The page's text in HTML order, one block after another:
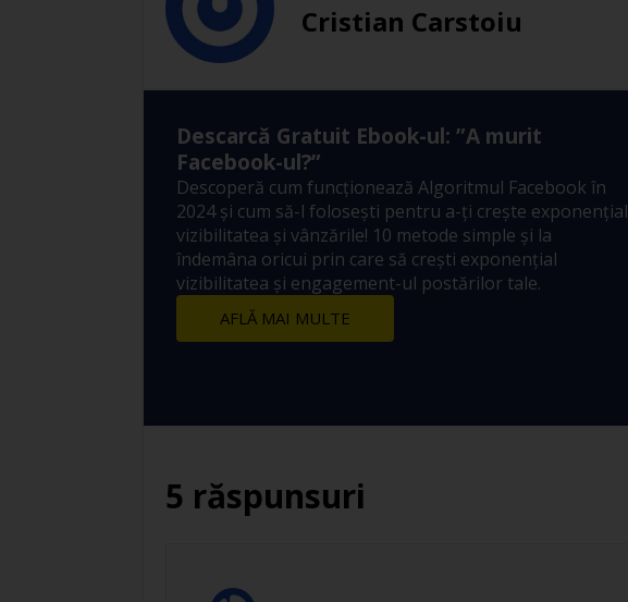
Cristian Carstoiu
Descarcă Gratuit Ebook-ul: ”A murit
Facebook-ul?”
Descoperă cum funcționează Algoritmul Facebook în
2024 și cum să-l folosești pentru a-ți crește exponențial
vizibilitatea și vânzările! 10 metode simple și la
îndemâna oricui prin care să crești exponențial
vizibilitatea și engagement-ul postărilor tale.
AFLĂ MAI MULTE
5 răspunsuri